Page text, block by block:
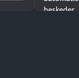
beskeder.